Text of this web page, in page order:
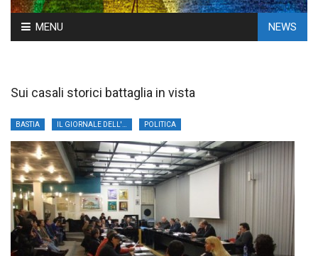
Skip
to
MENU NEWS
Sui casali storici battaglia in vista
BASTIA POLITICA